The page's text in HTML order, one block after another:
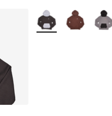
Plus de couleurs